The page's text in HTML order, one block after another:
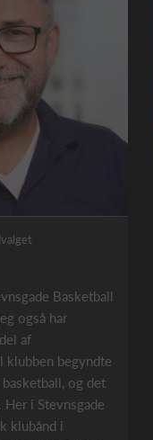
Basketball
også har
af
klubben begyndte
og det
i Stevnsgade
klubånd i